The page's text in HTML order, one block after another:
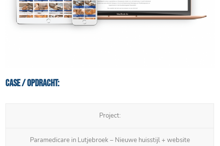
Case / Opdracht:
Project:
Paramedicare in Lutjebroek – Nieuwe huisstijl + website